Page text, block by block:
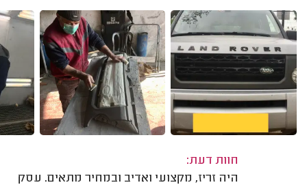
חוות דעת:
היה זריז, מקצועי ואדיב ובמחיר מתאים. עסק